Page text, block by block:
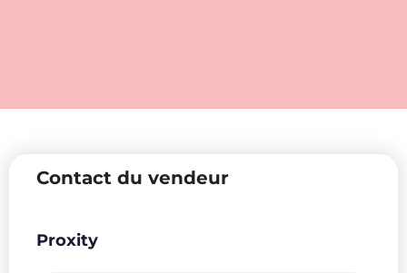
Contact du vendeur
Proxity